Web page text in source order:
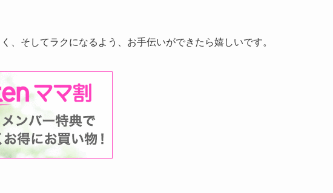
、そしてラクになるよう、お手伝いができたら嬉しいです。